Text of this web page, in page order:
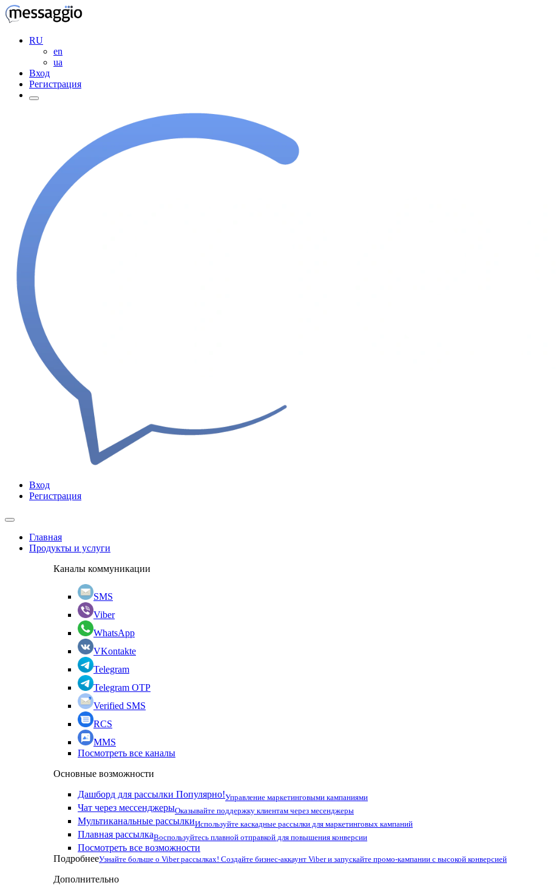
RU
en
ua
Вход
Регистрация
Вход
Регистрация
Главная
Продукты и услуги
Каналы коммуникации
SMS
Viber
WhatsApp
VKontakte
Telegram
Telegram OTP
Verified SMS
RCS
MMS
Посмотреть все каналы
Основные возможности
Дашборд для рассылки Популярно!Управление маркетинговыми кампаниями
Чат через мессенджерыОказывайте поддержку клиентам через месенджеры
Мультиканальные рассылкиИспользуйте каскадные рассылки для маркетинговых кампаний
Плавная рассылкаВоспользуйтесь плавной отправкой для повышения конверсии
Посмотреть все возможности
ПодробнееУзнайте больше о Viber рассылках! Создайте бизнес-аккаунт Viber и запускайте промо-кампании с высокой конверсией
Дополнительно